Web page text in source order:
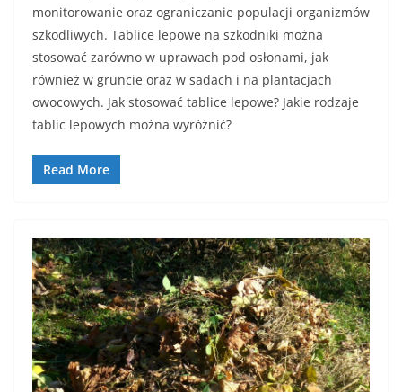
monitorowanie oraz ograniczanie populacji organizmów
szkodliwych. Tablice lepowe na szkodniki można
stosować zarówno w uprawach pod osłonami, jak
również w gruncie oraz w sadach i na plantacjach
owocowych. Jak stosować tablice lepowe? Jakie rodzaje
tablic lepowych można wyróżnić?
Read More